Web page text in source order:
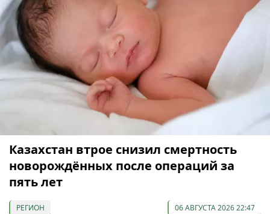
Казахстан втрое снизил смертность
новорождённых после операций за
пять лет
РЕГИОН 06 АВГУСТА 2026 22:47